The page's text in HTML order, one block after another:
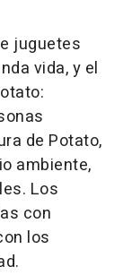
juguetes
vida, y el
de Potato,
ambiente,
Los
con
los